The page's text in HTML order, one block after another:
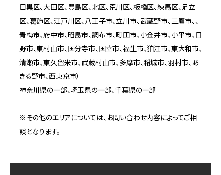
目黒区、大田区、豊島区、北区、荒川区、板橋区、練馬区、足立
区、葛飾区、江戸川区、八王子市、立川市、武蔵野市、三鷹市、、
青梅市、府中市、昭島市、調布市、町田市、小金井市、小平市、日
野市、東村山市、国分寺市、国立市、福生市、狛江市、東大和市、
清瀬市、東久留米市、武蔵村山市、多摩市、稲城市、羽村市、あ
きる野市、西東京市）
神奈川県の一部、埼玉県の一部、千葉県の一部
※その他のエリアについては、お問い合わせ内容によってご相
談となります。